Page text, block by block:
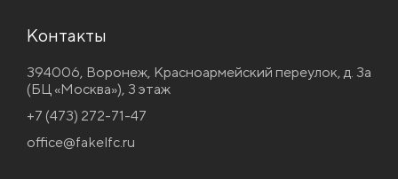
Контакты
394006, Воронеж, Красноармейский переулок, д. 3а
(БЦ «Москва»), 3 этаж
+7 (473) 272-71-47
office@fakelfc.ru